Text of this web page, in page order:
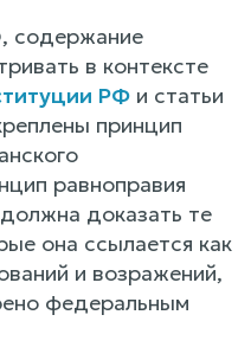
содержание
в контексте
РФ и статьи
принцип
равноправия
доказать те
она ссылается как
и возражений,
федеральным